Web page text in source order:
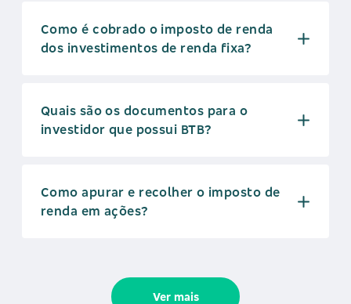
Como é cobrado o imposto de renda
dos investimentos de renda fixa?
Quais são os documentos para o
investidor que possui BTB?
Como apurar e recolher o imposto de
renda em ações?
Ver mais